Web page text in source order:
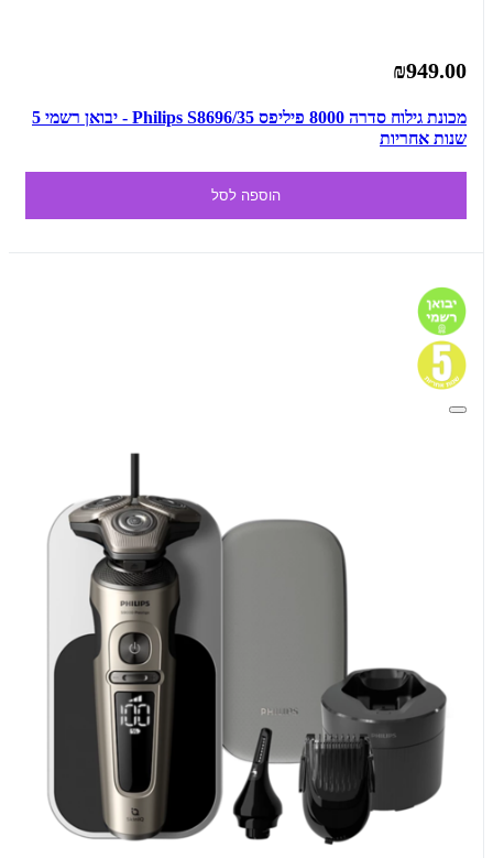
₪949.00
מכונת גילוח סדרה 8000 פיליפס Philips S8696/35 - יבואן רשמי 5
שנות אחריות
הוספה לסל